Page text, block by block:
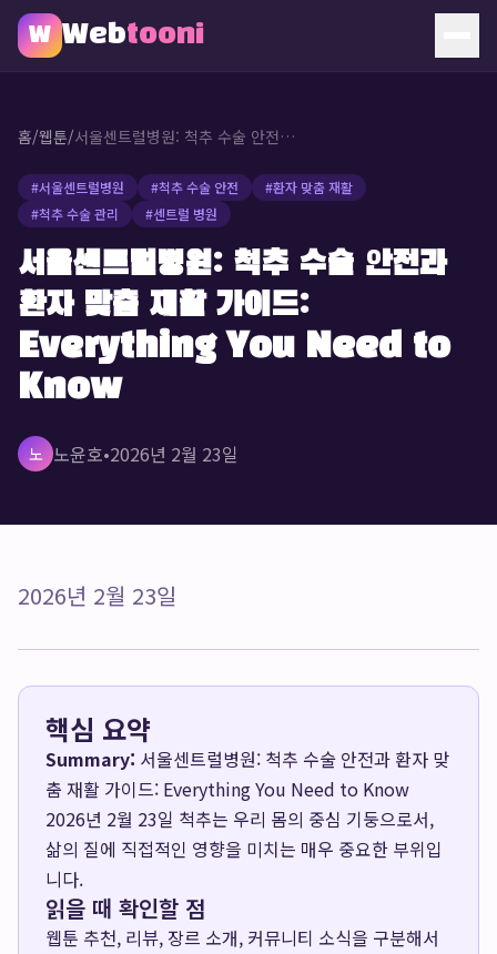
W Webtooni
소개
문의
🔥 인기 웹툰
홈/웹툰/ 서울센트럴병원: 척추 수술 안전과 환자 맞춤 재활 가이드: Everything You Need to Know
#서울센트럴병원 #척추 수술 안전 #환자 맞춤 재활
#척추 수술 관리 #센트럴 병원
서울센트럴병원: 척추 수술 안전과
환자 맞춤 재활 가이드:
Everything You Need to
Know
노 노윤호•2026년 2월 23일
2026년 2월 23일
핵심 요약
Summary: 서울센트럴병원: 척추 수술 안전과 환자 맞
춤 재활 가이드: Everything You Need to Know
2026년 2월 23일 척추는 우리 몸의 중심 기둥으로서,
삶의 질에 직접적인 영향을 미치는 매우 중요한 부위입
니다.
읽을 때 확인할 점
웹툰 추천, 리뷰, 장르 소개, 커뮤니티 소식을 구분해서